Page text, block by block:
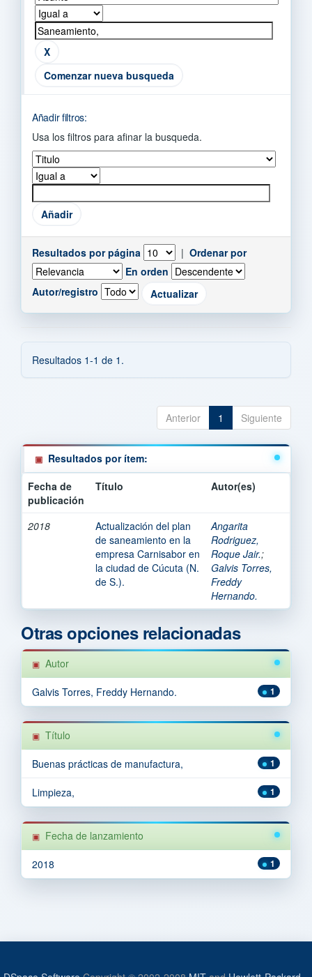
Comenzar nueva busqueda
Añadir filtros:
Usa los filtros para afinar la busqueda.
Resultados por página | Ordenar por
En orden
Autor/registro
Resultados 1-1 de 1.
Anterior 1 Siguiente
Resultados por ítem:
Fecha de
publicación
Título Autor(es)
2018
Actualización del plan
de saneamiento en la
empresa Carnisabor en
la ciudad de Cúcuta (N.
de S.).
Angarita
Rodriguez,
Roque Jair.;
Galvis Torres,
Freddy
Hernando.
Otras opciones relacionadas
Autor
1
Galvis Torres, Freddy Hernando.
Título
1
Buenas prácticas de manufactura,
1
Limpieza,
Fecha de lanzamiento
1
2018